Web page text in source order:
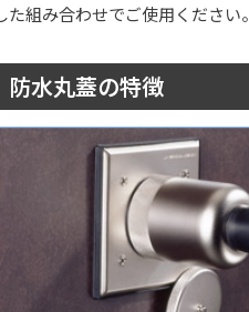
た組み合わせでご使用ください。
防水丸蓋の特徴